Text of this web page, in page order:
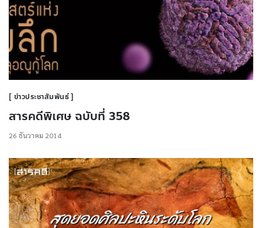
ข่าวประชาสัมพันธ์
สารคดีพิเศษ ฉบับที่ 358
26 ธันวาคม 2014